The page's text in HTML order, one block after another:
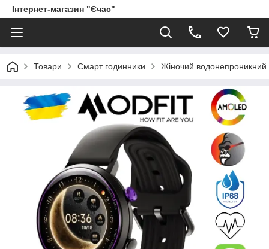
Інтернет-магазин "Єчас"
Товари Смарт годинники Жіночий